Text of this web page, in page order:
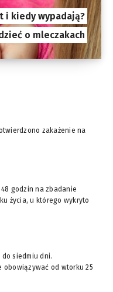
i kiedy wypadają?
o mleczakach
zakażenie na
48 godzin na zbadanie
życia, u którego wykryto
siedmiu dni.
obowiązywać od wtorku 25